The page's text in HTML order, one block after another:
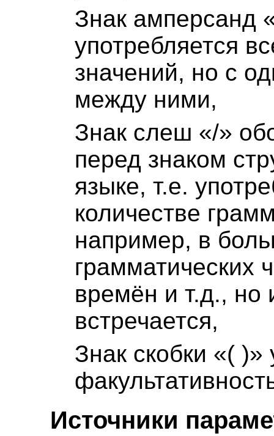
Знак амперсанд
употребляется
значений, но с
между ними,
Знак слеш «/»
перед знаком
языке, т.е.
количестве
например, в
грамматических
времён и т.д., но
встречается,
Знак скобки «(
Источники